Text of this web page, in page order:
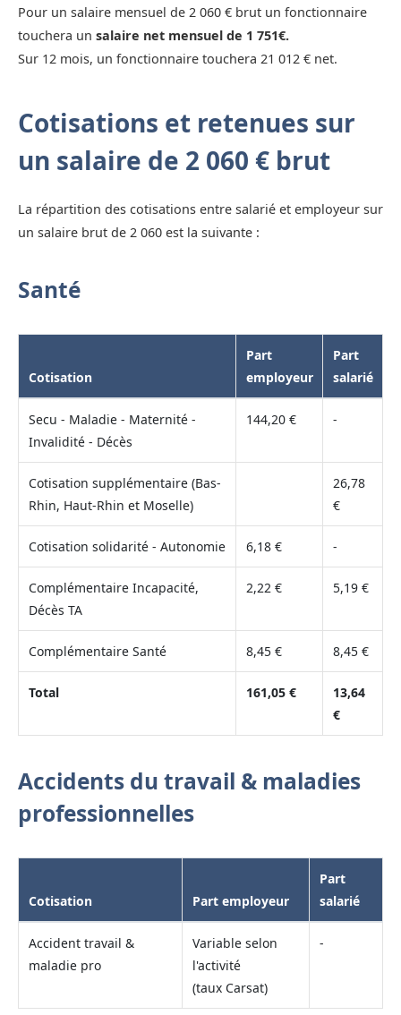
Pour un salaire mensuel de 2 060 € brut un fonctionnaire
touchera un salaire net mensuel de 1 751€.
Sur 12 mois, un fonctionnaire touchera 21 012 € net.
Cotisations et retenues sur
un salaire de 2 060 € brut
La répartition des cotisations entre salarié et employeur sur
un salaire brut de 2 060 est la suivante :
Santé
Cotisation
Part
employeur
Part
salarié
Secu - Maladie - Maternité -
Invalidité - Décès
144,20 € -
Cotisation supplémentaire (Bas-
Rhin, Haut-Rhin et Moselle)
26,78
€
Cotisation solidarité - Autonomie 6,18 € -
Complémentaire Incapacité,
Décès TA
2,22 € 5,19 €
Complémentaire Santé 8,45 € 8,45 €
Total 161,05 €
13,64
€
Accidents du travail & maladies
professionnelles
Cotisation Part employeur
Part
salarié
Accident travail &
maladie pro
Variable selon
l'activité
(taux Carsat)
-